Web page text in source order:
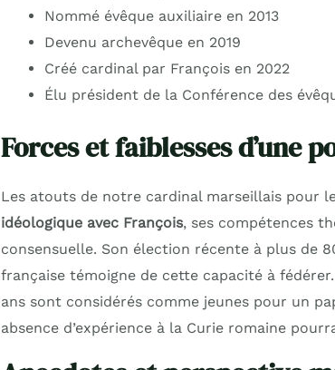
Nommé évêque auxiliaire en 2013
Devenu archevêque en 2019
Créé cardinal par François en 2022
Élu président de la Conférence des
Forces et faiblesses d’une
Les atouts de notre cardinal marseillais pour
idéologique avec François, ses compétences
consensuelle. Son élection récente à plus de
française témoigne de cette capacité à
ans sont considérés comme jeunes pour un
absence d’expérience à la Curie romaine